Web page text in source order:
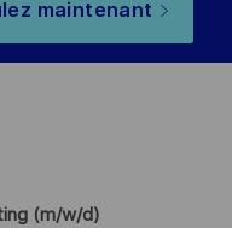
maintenant
(m/w/d)